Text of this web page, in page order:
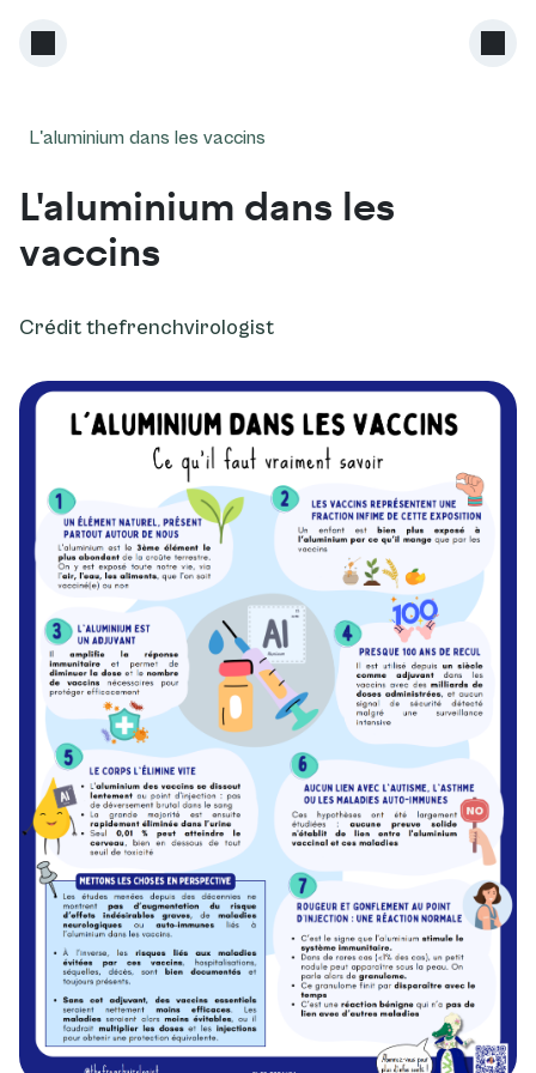
L'aluminium dans les vaccins
L'aluminium dans les
vaccins
Crédit thefrenchvirologist